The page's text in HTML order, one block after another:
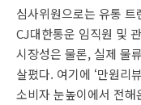
심사위원으로는 유통
CJ대한통운 임직원 및
시장성은 물론, 실제 물
살폈다. 여기에 ‘만원리
소비자 눈높이에서 전해